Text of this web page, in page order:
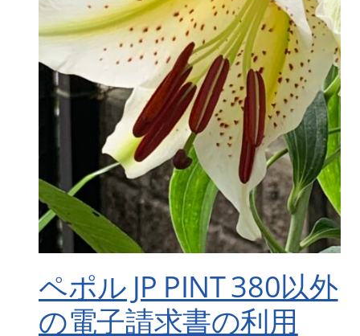
ペポル JP PINT 380以外
の電子請求書の利用